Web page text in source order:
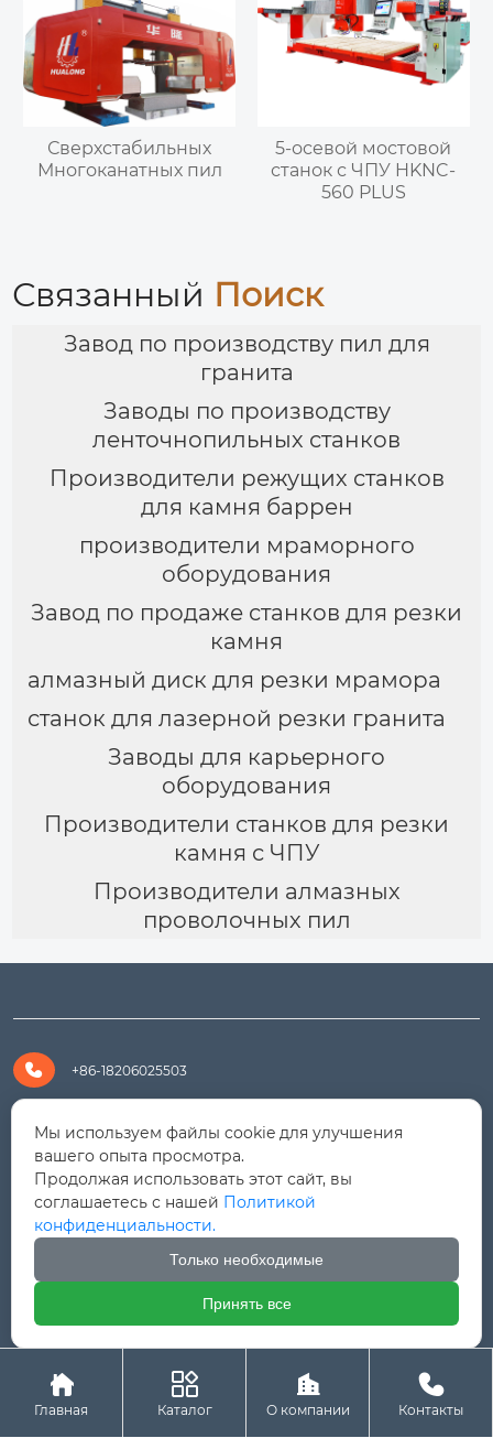
Сверхстабильных
Многоканатных пил
5-осевой мостовой
станок с ЧПУ HKNC-
560 PLUS
Связанный Поиск
Завод по производству пил для
гранита
Заводы по производству
ленточнопильных станков
Производители режущих станков
для камня баррен
производители мраморного
оборудования
Завод по продаже станков для резки
камня
алмазный диск для резки мрамора
станок для лазерной резки гранита
Заводы для карьерного
оборудования
Производители станков для резки
камня с ЧПУ
Производители алмазных
проволочных пил
 +86-18206025503
 +8618206025503
 yanali@hualongm.com

351144, Китай, пров.Фуцзянь, г. Путянь, район Личэн,
промышленная зона Хуанши

Авторское право © ООО "Fujian Province HuaLong

Главная

Каталог

О компании

Контакты
Мы используем файлы cookie для улучшения
вашего опыта просмотра.
Продолжая использовать этот сайт, вы
соглашаетесь с нашей Политикой
конфиденциальности.
Только необходимые
Принять все